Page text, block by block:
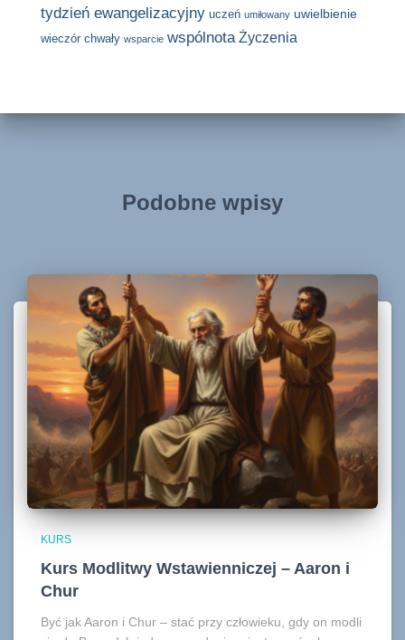
tydzień ewangelizacyjny uczeń umiłowany uwielbienie
wieczór chwały wsparcie wspólnota Życzenia
Podobne wpisy
KURS
Kurs Modlitwy Wstawienniczej – Aaron i
Chur
Być jak Aaron i Chur – stać przy człowieku, gdy on modli